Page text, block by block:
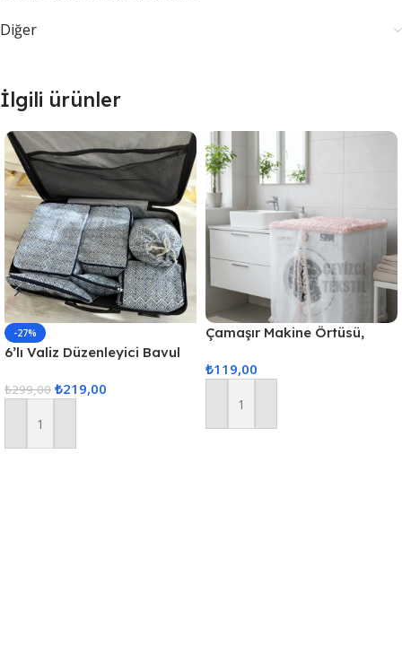
Diğer
İlgili ürünler
-27%
6’lı Valiz Düzenleyici Bavul
Hurcu
₺299,00 ₺219,00
Sepete Ekle
Çamaşır Makine Örtüsü,
₺119,00
Sepete Ekle